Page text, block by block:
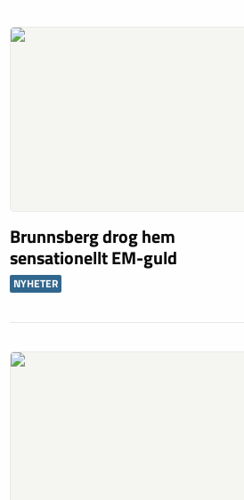
Brunnsberg drog hem
sensationellt EM-guld
NYHETER